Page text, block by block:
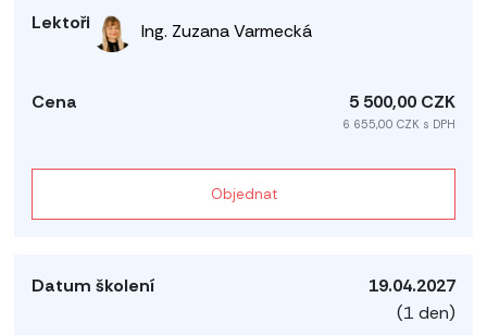
Ing. Zuzana Varmecká
5 500,00 CZK
6 655,00 CZK s DPH
Objednat
19.04.2027
(1 den)